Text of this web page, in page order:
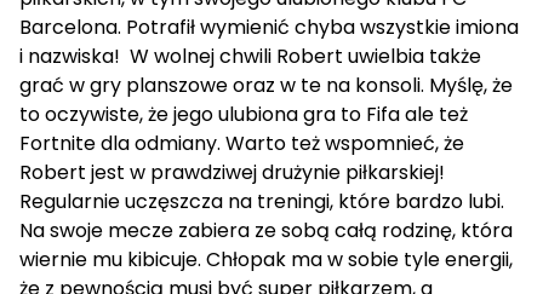
Barcelona. Potrafił wymienić chyba wszystkie imiona
i nazwiska! W wolnej chwili Robert uwielbia także
grać w gry planszowe oraz w te na konsoli. Myślę, że
to oczywiste, że jego ulubiona gra to Fifa ale też
Fortnite dla odmiany. Warto też wspomnieć, że
Robert jest w prawdziwej drużynie piłkarskiej!
Regularnie uczęszcza na treningi, które bardzo lubi.
Na swoje mecze zabiera ze sobą całą rodzinę, która
wiernie mu kibicuje. Chłopak ma w sobie tyle energii,